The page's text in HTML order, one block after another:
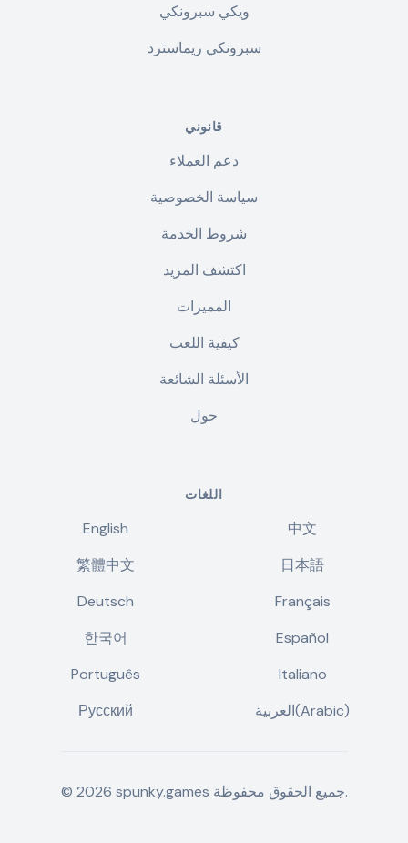
ويكي سبرونكي
سبرونكي ريماسترد
قانوني
دعم العملاء
سياسة الخصوصية
شروط الخدمة
اكتشف المزيد
المميزات
كيفية اللعب
الأسئلة الشائعة
حول
اللغات
English
中文
繁體中文
日本語
Deutsch
Français
한국어
Español
Português
Italiano
Русский
العربية(Arabic)
© 2026 spunky.games جميع الحقوق محفوظة.